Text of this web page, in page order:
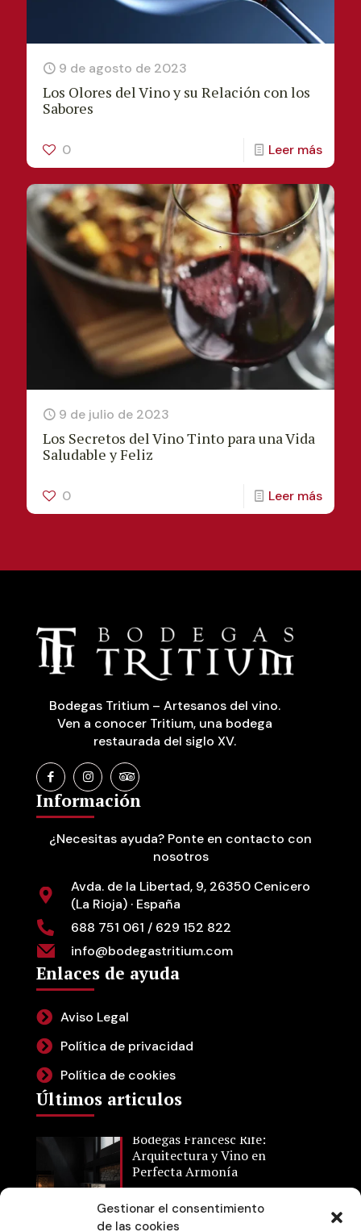
Gestionar el consentimiento
de las cookies
9 de agosto de 2023
Los Olores del Vino y su Relación con los
Sabores
0 Leer más
9 de julio de 2023
Los Secretos del Vino Tinto para una Vida
Saludable y Feliz
0 Leer más
Bodegas Tritium – Artesanos del vino.
Ven a conocer Tritium, una bodega
restaurada del siglo XV.
Información
¿Necesitas ayuda? Ponte en contacto con
nosotros
Avda. de la Libertad, 9, 26350 Cenicero
(La Rioja) · España
688 751 061 / 629 152 822
info@bodegastritium.com
Enlaces de ayuda
Aviso Legal
Política de privacidad
Política de cookies
Últimos articulos
Bodegas Francesc Rifé:
Arquitectura y Vino en
Perfecta Armonía